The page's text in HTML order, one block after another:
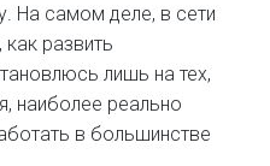
На самом деле, в сети
развить
лишь на тех,
наиболее реально
в большинстве